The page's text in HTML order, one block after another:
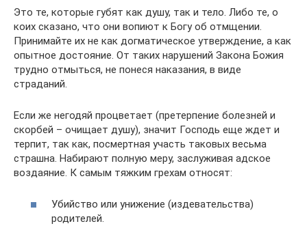
Это те, которые губят как душу, так и тело. Либо те, о
коих сказано, что они вопиют к Богу об отмщении.
Принимайте их не как догматическое утверждение, а как
опытное достояние. От таких нарушений Закона Божия
трудно отмыться, не понеся наказания, в виде
страданий.
Если же негодяй процветает (претерпение болезней и
скорбей – очищает душу), значит Господь еще ждет и
терпит, так как, посмертная участь таковых весьма
страшна. Набирают полную меру, заслуживая адское
воздаяние. К самым тяжким грехам относят:
Убийство или унижение (издевательства)
родителей.